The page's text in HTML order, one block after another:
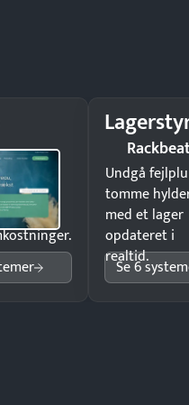
24/7 til
Undgå
tomme
med et lager
opdateret i
realtid.
Se 6